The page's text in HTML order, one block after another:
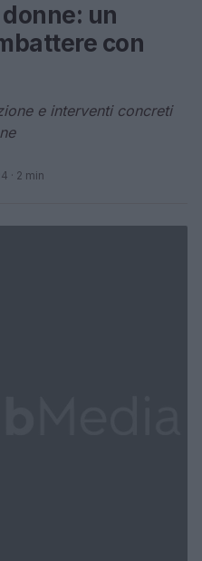
un
con
e interventi concreti
· 2 min